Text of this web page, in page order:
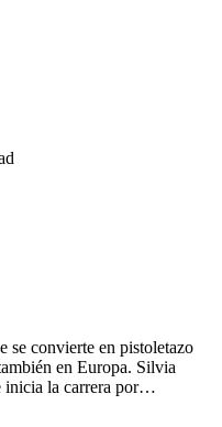
se convierte en pistoletazo
en Europa. Silvia
inicia la carrera por…